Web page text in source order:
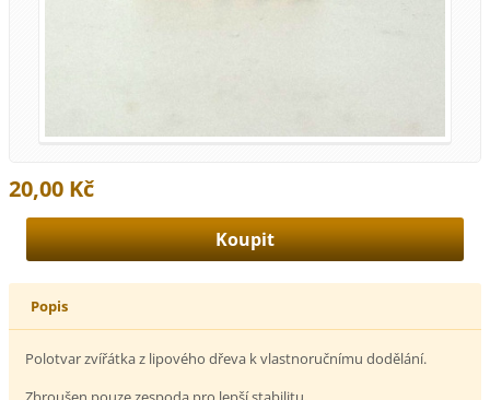
20,00 Kč
Popis
Polotvar zvířátka z lipového dřeva k vlastnoručnímu dodělání.